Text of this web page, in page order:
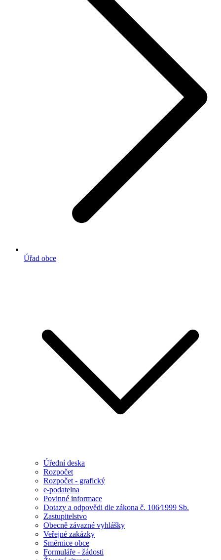
Úřad obce
Úřední deska
Rozpočet
Rozpočet - grafický
e-podatelna
Povinné informace
Dotazy a odpovědi dle zákona č. 106⁄1999 Sb.
Zastupitelstvo
Obecně závazné vyhlášky
Veřejné zakázky
Směrnice obce
Formuláře - žádosti